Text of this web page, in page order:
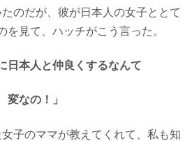
のだが、 彼が日本人の女子と とて
を見て、 ハッチがこう言った。
日本人と仲良くするなんて
変なの！」
子のママが教えてくれて、私も知